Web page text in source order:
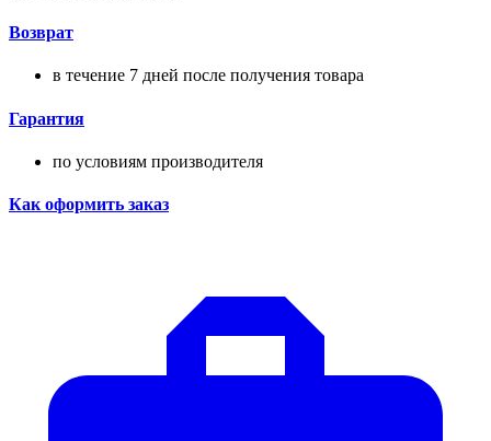
Возврат
в течение 7 дней после получения товара
Гарантия
по условиям производителя
Как оформить заказ